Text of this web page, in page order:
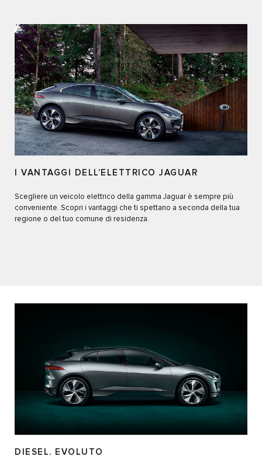
I VANTAGGI DELL’ELETTRICO JAGUAR
Scegliere un veicolo elettrico della gamma Jaguar è sempre più
conveniente. Scopri i vantaggi che ti spettano a seconda della tua
regione o del tuo comune di residenza.
DIESEL. EVOLUTO